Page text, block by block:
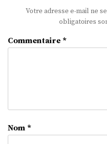
Votre adresse e-mail ne
obligatoires
Commentaire *
Nom *